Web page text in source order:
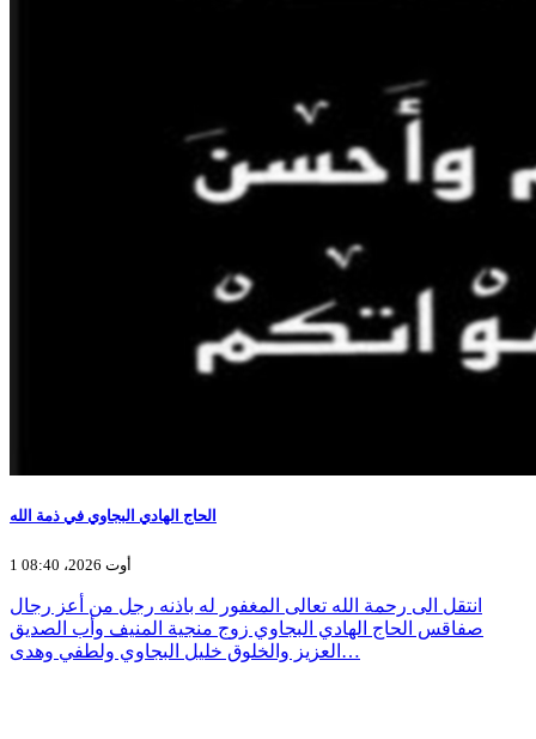
الحاج الهادي البجاوي في ذمة الله
1 أوت 2026، 08:40
انتقل الى رحمة الله تعالى المغفور له باذنه رجل من أعز رجال
صفاقس الحاج الهادي البجاوي زوج منجية المنيف وأب الصديق
العزيز والخلوق خليل البجاوي ولطفي وهدى…